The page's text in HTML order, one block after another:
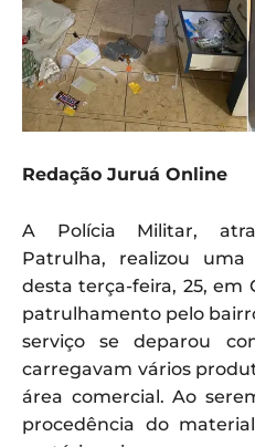
Redação Juruá Online
A Polícia Militar,
Patrulha, realizou
desta terça-feira, 25, em
patrulhamento pelo
serviço se deparou
carregavam vários
área comercial. Ao
procedência do